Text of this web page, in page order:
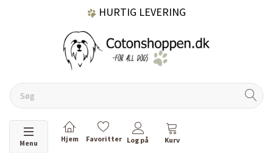
HURTIG LEVERING
60 DAGES RETURRET
Skifte navigation
Menu